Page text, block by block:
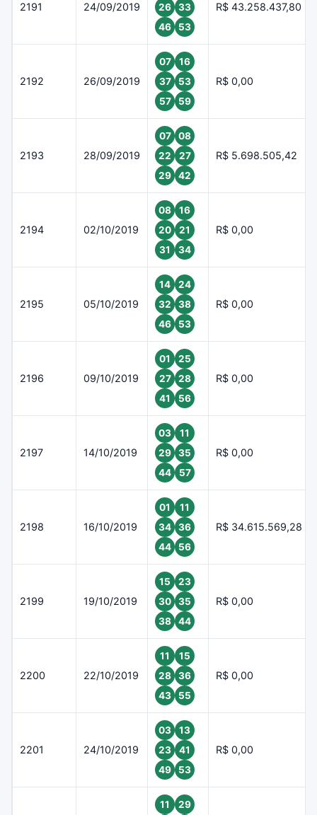
2191 24/09/2019
26
33
46
53
R$ 43.258.437,80
2192 26/09/2019
07
16
37
53
57
59
R$ 0,00
2193 28/09/2019
07
08
22
27
29
42
R$ 5.698.505,42
2194 02/10/2019
08
16
20
21
31
34
R$ 0,00
2195 05/10/2019
14
24
32
38
46
53
R$ 0,00
2196 09/10/2019
01
25
27
28
41
56
R$ 0,00
2197 14/10/2019
03
11
29
35
44
57
R$ 0,00
2198 16/10/2019
01
11
34
36
44
56
R$ 34.615.569,28
2199 19/10/2019
15
23
30
35
38
44
R$ 0,00
2200 22/10/2019
11
15
28
36
43
55
R$ 0,00
2201 24/10/2019
03
13
23
41
49
53
R$ 0,00
11 29